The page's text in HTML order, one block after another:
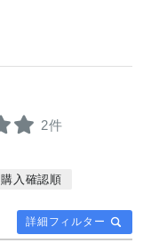
2件
詳細フィルター
購入確認順